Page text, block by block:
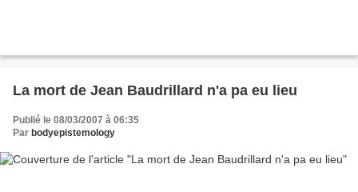
La mort de Jean Baudrillard n'a pa eu lieu
Publié le 08/03/2007 à 06:35
Par bodyepistemology